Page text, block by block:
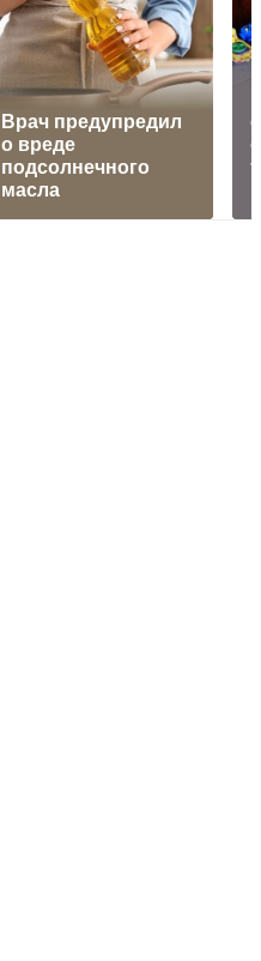
Врач предупредил
о вреде
подсолнечного
масла